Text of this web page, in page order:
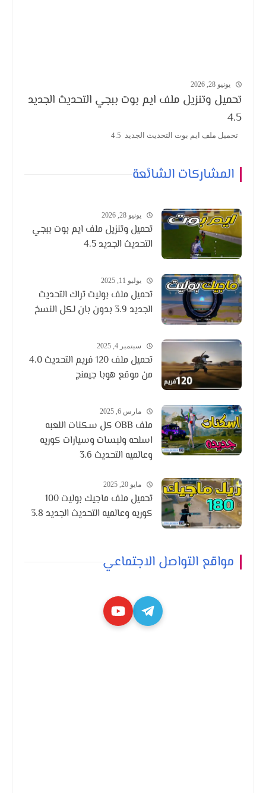
يونيو 28, 2026
تحميل وتنزيل ملف ايم بوت ببجي التحديث الجديد
4.5
تحميل ملف ايم بوت التحديث الجديد 4.5
المشاركات الشائعة
يونيو 28, 2026
تحميل وتنزيل ملف ايم بوت ببجي
التحديث الجديد 4.5
يوليو 11, 2025
تحميل ملف بوليت تراك التحديث
الجديد 3.9 بدون بان لكل النسخ
سبتمبر 4, 2025
تحميل ملف 120 فريم التحديث 4.0
من موقع هوبا جيمنج
مارس 6, 2025
ملف OBB كل سكنات اللعبه
اسلحه ولبسات وسيارات كوريه
وعالميه التحديث 3.6
مايو 20, 2025
تحميل ملف ماجيك بوليت 100
كوريه وعالميه التحديث الجديد 3.8
مواقع التواصل الاجتماعي